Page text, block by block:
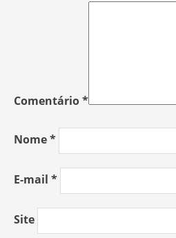
Comentário*
Nome*
E-mail *
Site